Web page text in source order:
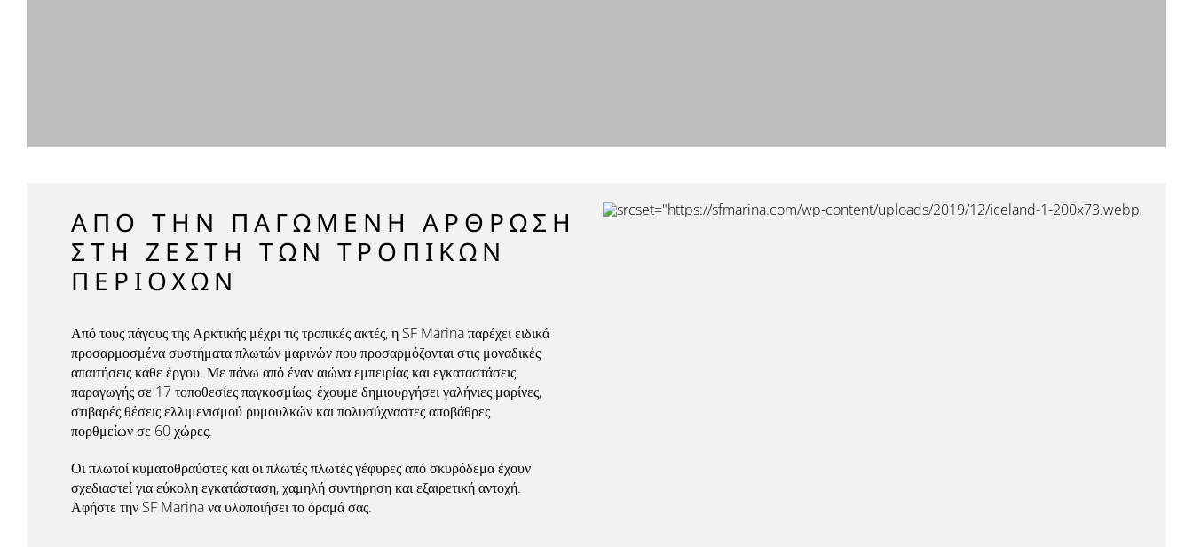
ΑΠΌ ΤΗΝ ΠΑΓΩΜΈΝΗ ΆΡΘΡΩΣΗ
ΣΤΗ ΖΈΣΤΗ ΤΩΝ ΤΡΟΠΙΚΏΝ
ΠΕΡΙΟΧΏΝ
Από τους πάγους της Αρκτικής μέχρι τις τροπικές ακτές, η SF Marina παρέχει ειδικά
προσαρμοσμένα συστήματα πλωτών μαρινών που προσαρμόζονται στις μοναδικές
απαιτήσεις κάθε έργου. Με πάνω από έναν αιώνα εμπειρίας και εγκαταστάσεις
παραγωγής σε 17 τοποθεσίες παγκοσμίως, έχουμε δημιουργήσει γαλήνιες μαρίνες,
στιβαρές θέσεις ελλιμενισμού ρυμουλκών και πολυσύχναστες αποβάθρες
πορθμείων σε 60 χώρες.
Οι πλωτοί κυματοθραύστες και οι πλωτές πλωτές γέφυρες από σκυρόδεμα έχουν
σχεδιαστεί για εύκολη εγκατάσταση, χαμηλή συντήρηση και εξαιρετική αντοχή.
Αφήστε την SF Marina να υλοποιήσει το όραμά σας.